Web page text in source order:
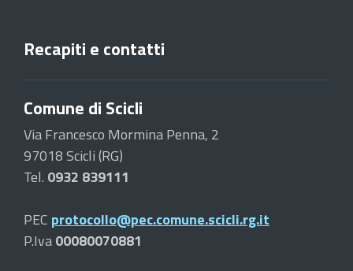
Recapiti e contatti
Comune di Scicli
Via Francesco Mormina Penna, 2
97018 Scicli (RG)
Tel. 0932 839111
PEC protocollo@pec.comune.scicli.rg.it
P.Iva00080070881